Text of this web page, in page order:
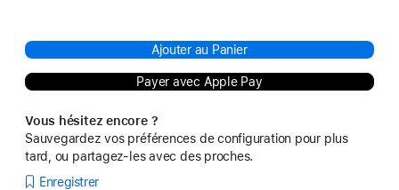
Ajouter au Panier
Payer avec Apple Pay
Vous hésitez encore ?
Sauvegardez vos préférences de configuration pour plus
tard, ou partagez-les avec des proches.
Enregistrer